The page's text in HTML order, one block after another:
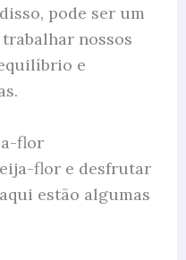
pode ser um
nossos
e
flor
flor e desfrutar
estão algumas